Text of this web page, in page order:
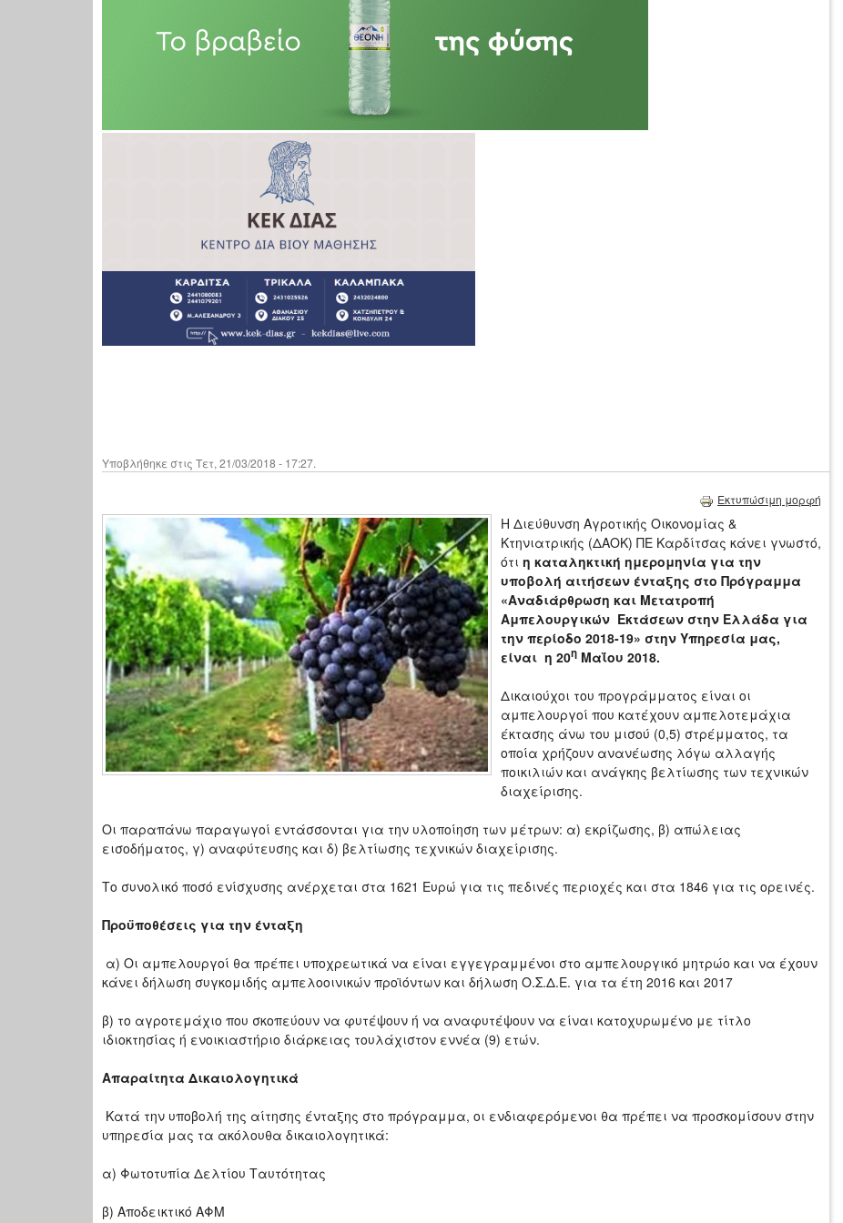
Υποβλήθηκε στις Τετ, 21/03/2018 - 17:27.
Εκτυπώσιμη μορφή
Η Διεύθυνση Αγροτικής Οικονομίας &
Κτηνιατρικής (ΔΑΟΚ) ΠΕ Καρδίτσας κάνει γνωστό,
ότι η καταληκτική ημερομηνία για την
υποβολή αιτήσεων ένταξης στο Πρόγραμμα
«Αναδιάρθρωση και Μετατροπή
Αμπελουργικών Εκτάσεων στην Ελλάδα για
την περίοδο 2018-19» στην Υπηρεσία μας,
είναι η 20η Μαΐου 2018.
Δικαιούχοι του προγράμματος είναι οι
αμπελουργοί που κατέχουν αμπελοτεμάχια
έκτασης άνω του μισού (0,5) στρέμματος, τα
οποία χρήζουν ανανέωσης λόγω αλλαγής
ποικιλιών και ανάγκης βελτίωσης των τεχνικών
διαχείρισης.
Οι παραπάνω παραγωγοί εντάσσονται για την υλοποίηση των μέτρων: α) εκρίζωσης, β) απώλειας
εισοδήματος, γ) αναφύτευσης και δ) βελτίωσης τεχνικών διαχείρισης.
Το συνολικό ποσό ενίσχυσης ανέρχεται στα 1621 Ευρώ για τις πεδινές περιοχές και στα 1846 για τις ορεινές.
Προϋποθέσεις για την ένταξη
α) Οι αμπελουργοί θα πρέπει υποχρεωτικά να είναι εγγεγραμμένοι στο αμπελουργικό μητρώο και να έχουν
κάνει δήλωση συγκομιδής αμπελοοινικών προϊόντων και δήλωση Ο.Σ.Δ.Ε. για τα έτη 2016 και 2017
β) το αγροτεμάχιο που σκοπεύουν να φυτέψουν ή να αναφυτέψουν να είναι κατοχυρωμένο με τίτλο
ιδιοκτησίας ή ενοικιαστήριο διάρκειας τουλάχιστον εννέα (9) ετών.
Απαραίτητα Δικαιολογητικά
Κατά την υποβολή της αίτησης ένταξης στο πρόγραμμα, οι ενδιαφερόμενοι θα πρέπει να προσκομίσουν στην
υπηρεσία μας τα ακόλουθα δικαιολογητικά:
α) Φωτοτυπία Δελτίου Ταυτότητας
β) Αποδεικτικό ΑΦΜ